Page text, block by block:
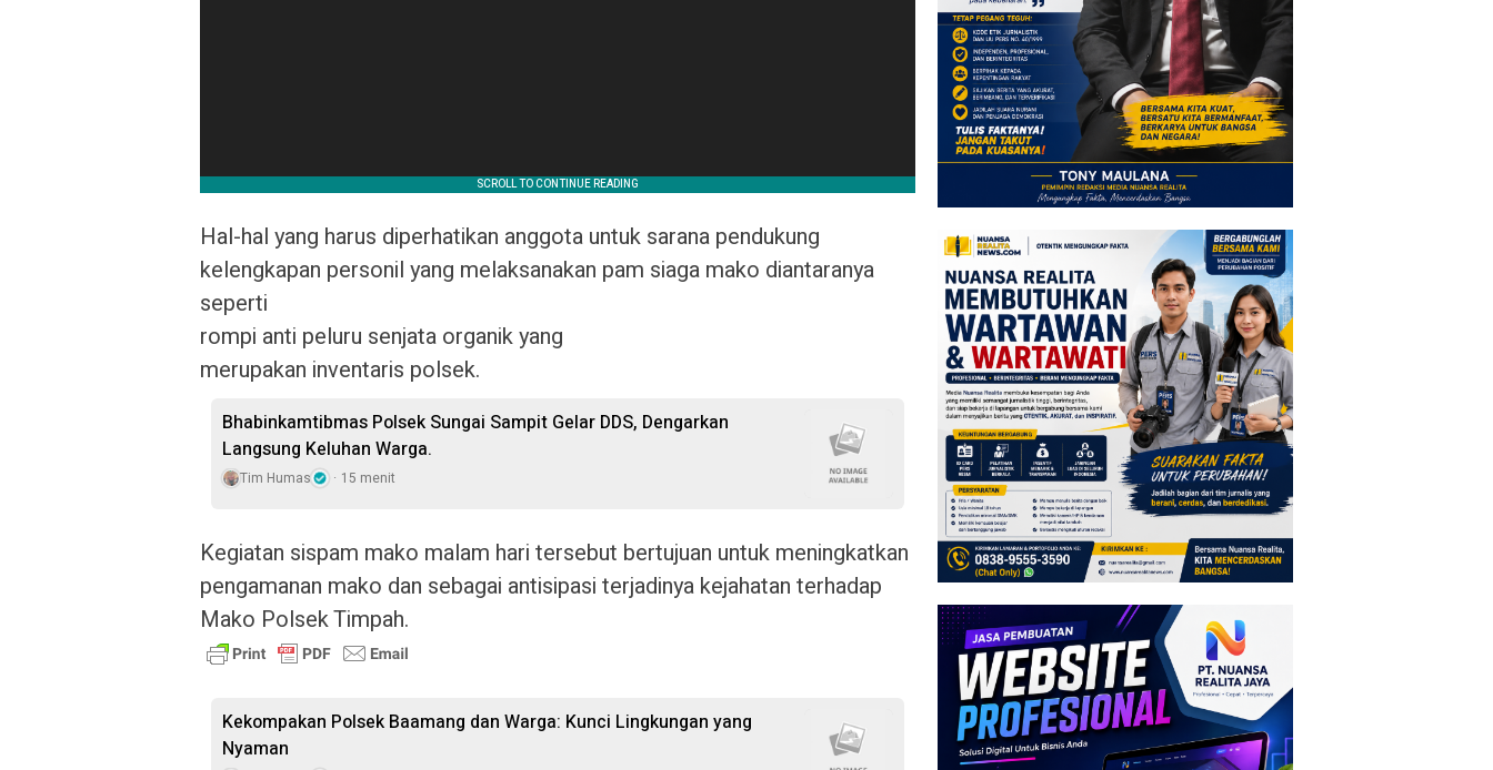
Hal-hal yang harus diperhatikan anggota untuk sarana pendukung
kelengkapan personil yang melaksanakan pam siaga mako diantaranya
seperti
rompi anti peluru senjata organik yang
merupakan inventaris polsek.
Bhabinkamtibmas Polsek Sungai Sampit Gelar DDS, Dengarkan
Langsung Keluhan Warga.
Tim Humas 15 menit
Kegiatan sispam mako malam hari tersebut bertujuan untuk meningkatkan
pengamanan mako dan sebagai antisipasi terjadinya kejahatan terhadap
Mako Polsek Timpah.
Kekompakan Polsek Baamang dan Warga: Kunci Lingkungan yang
Nyaman